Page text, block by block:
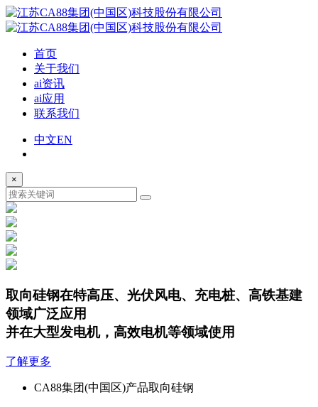
首页
关于我们
ai资讯
ai应用
联系我们
中文EN
×
取向硅钢在特高压、光伏风电、充电桩、高铁基建
领域广泛应用
并在大型发电机，高效电机等领域使用
了解更多
CA88集团(中国区)产品取向硅钢